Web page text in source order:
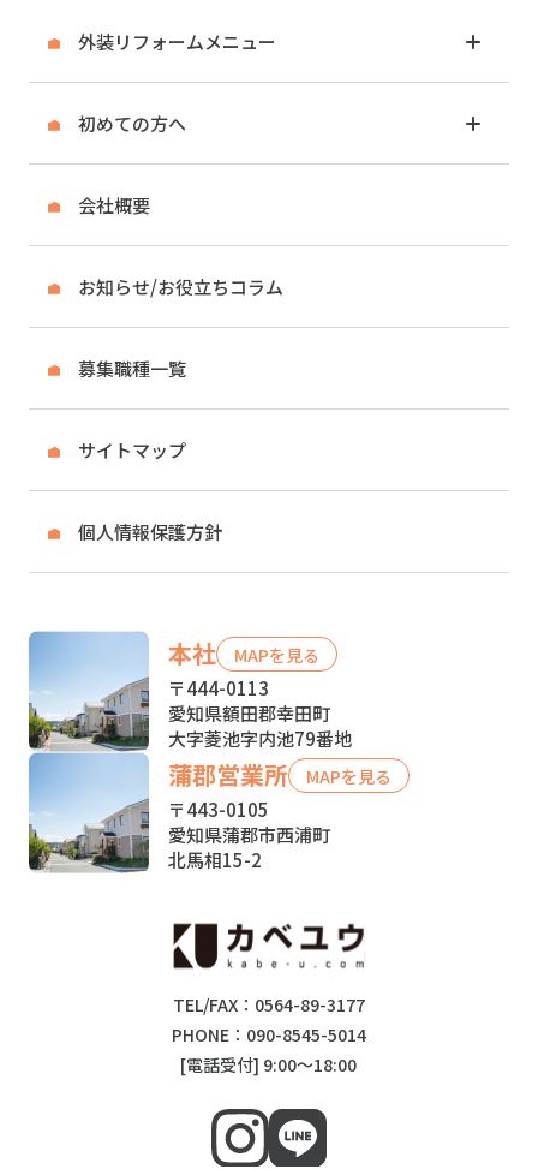
外装リフォームメニュー
初めての方へ
会社概要
お知らせ/お役立ちコラム
募集職種一覧
サイトマップ
個人情報保護方針
本社 MAPを見る
〒444-0113
愛知県額田郡幸田町
大字菱池字内池79番地
蒲郡営業所 MAPを見る
〒443-0105
愛知県蒲郡市西浦町
北馬相15-2
TEL/FAX：0564-89-3177
PHONE：090-8545-5014
[電話受付] 9:00～18:00